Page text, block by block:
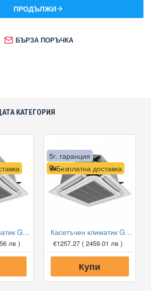
ПРОДЪЛЖИ
БЪРЗА ПОРЪЧКА
КАТЕГОРИЯ
Касетъчен климатик Gree GUD35T1/A-S/GUD35W1/NhA-S, 12 000 BTU, Клас A++
лв )
Безплатна доставка
5г. гаранция
Касетъчен климатик Gree GUD50T1/A1-S/GUD50W1/NhA-S, 18 000 BTU, Клас A+
€1257.27 ( 2459.01 лв )
Купи